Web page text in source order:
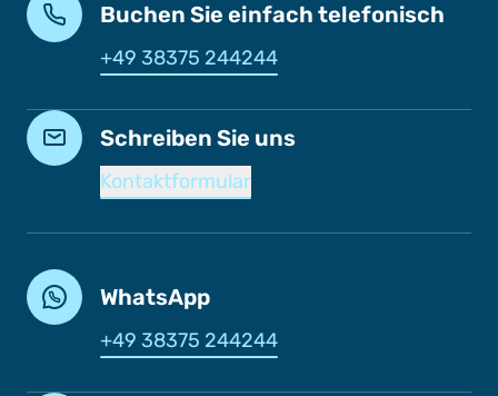
Buchen Sie einfach telefonisch
+49 38375 244244
Schreiben Sie uns
Kontaktformular
WhatsApp
+49 38375 244244